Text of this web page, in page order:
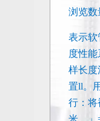
浏览数
表示软
度性
样长度
置ll。
行：将
米、」